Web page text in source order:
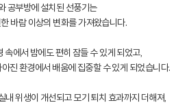
공부방에 설치된 선풍기는
바람 이상의 변화를 가져왔습니다.
속에서 밤에도 편히 잠들 수 있게 되었고,
진 환경에서 배움에 집중할 수 있게 되었습니다.
내 위생이 개선되고 모기 퇴치 효과까지 더해져,